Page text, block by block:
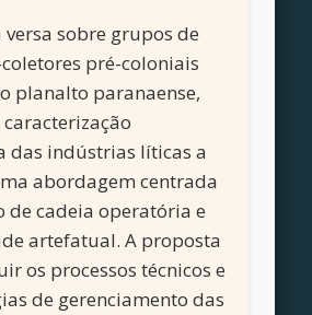
versa sobre grupos de
pré-coloniais
planalto paranaense,
das indústrias líticas a
abordagem centrada
de cadeia operatória e
artefatual. A proposta
os processos técnicos e
de gerenciamento das